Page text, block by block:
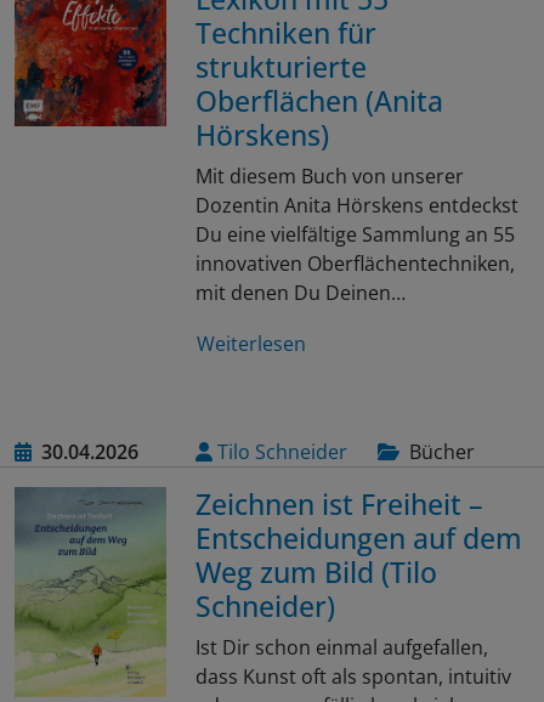
Techniken für
strukturierte
Oberflächen (Anita
Hörskens)
Mit diesem Buch von unserer
Dozentin Anita Hörskens entdeckst
Du eine vielfältige Sammlung an 55
innovativen Oberflächentechniken,
mit denen Du Deinen…
Weiterlesen
30.04.2026 Tilo Schneider Bücher
Zeichnen ist Freiheit –
Entscheidungen auf dem
Weg zum Bild (Tilo
Schneider)
Ist Dir schon einmal aufgefallen,
dass Kunst oft als spontan, intuitiv